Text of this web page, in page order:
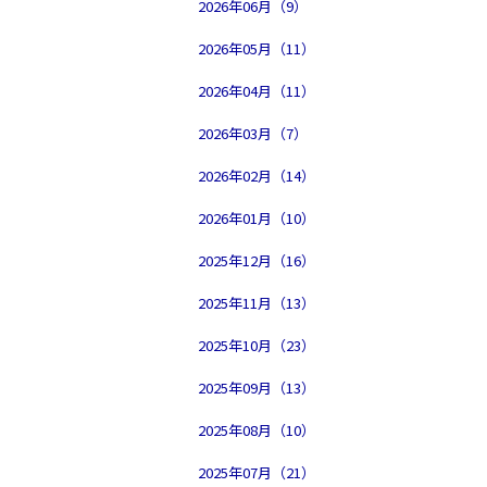
2026年06月（9）
2026年05月（11）
2026年04月（11）
2026年03月（7）
2026年02月（14）
2026年01月（10）
2025年12月（16）
2025年11月（13）
2025年10月（23）
2025年09月（13）
2025年08月（10）
2025年07月（21）